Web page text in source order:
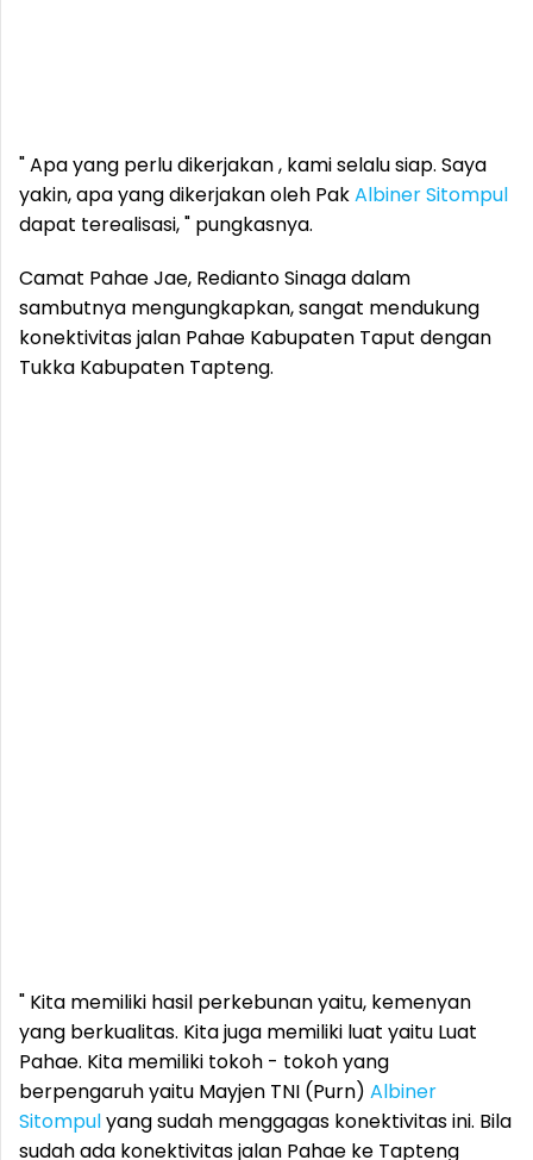
" Apa yang perlu dikerjakan , kami selalu siap. Saya
yakin, apa yang dikerjakan oleh PakAlbiner Sitompul
dapat terealisasi, " pungkasnya.
Camat Pahae Jae, Redianto Sinaga dalam
sambutnya mengungkapkan, sangat mendukung
konektivitas jalan Pahae Kabupaten Taput dengan
Tukka Kabupaten Tapteng.
" Kita memiliki hasil perkebunan yaitu, kemenyan
yang berkualitas. Kita juga memiliki luat yaitu Luat
Pahae. Kita memiliki tokoh - tokoh yang
berpengaruh yaitu Mayjen TNI (Purn) Albiner
Sitompulyang sudah menggagas konektivitas ini. Bila
sudah ada konektivitas jalan Pahae ke Tapteng